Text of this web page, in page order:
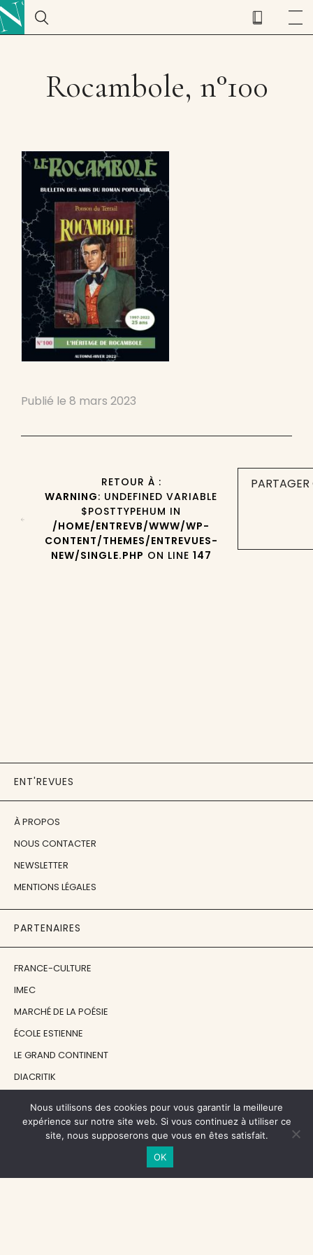
Rocambole, n°100
Publié le 8 mars 2023
RETOUR À :
WARNING: UNDEFINED VARIABLE
$POSTTYPEHUM IN
/HOME/ENTREVB/WWW/WP-
CONTENT/THEMES/ENTREVUES-
NEW/SINGLE.PHP ON LINE 147
ENT'REVUES
À PROPOS
NOUS CONTACTER
NEWSLETTER
MENTIONS LÉGALES
PARTENAIRES
FRANCE-CULTURE
IMEC
MARCHÉ DE LA POÉSIE
ÉCOLE ESTIENNE
LE GRAND CONTINENT
DIACRITIK
NOS SOUTIENS
CENTRE NATIONAL DU LIVRE
Nous utilisons des cookies pour vous garantir la meilleure
expérience sur notre site web. Si vous continuez à utiliser ce
site, nous supposerons que vous en êtes satisfait.
OK